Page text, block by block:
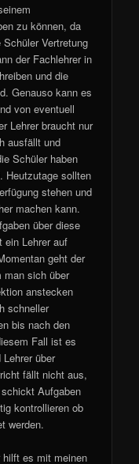
zu können, da
Vertretung
der Fachlehrer in
und die
Genauso kann es
von eventuell
Lehrer braucht nur
ausfällt und
Schüler haben
Heutzutage sollten
stehen und
machen kann.
über diese
ein Lehrer auf
geht der
man sich über
anstecken
schneller
bis nach den
Fall ist es
über
fällt nicht aus,
Aufgaben
kontrollieren ob
werden.
es mit meinen